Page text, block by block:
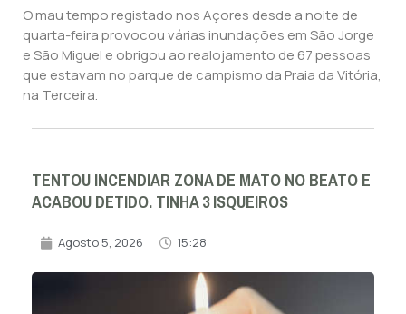
O mau tempo registado nos Açores desde a noite de
quarta-feira provocou várias inundações em São Jorge
e São Miguel e obrigou ao realojamento de 67 pessoas
que estavam no parque de campismo da Praia da Vitória,
na Terceira.
TENTOU INCENDIAR ZONA DE MATO NO BEATO E
ACABOU DETIDO. TINHA 3 ISQUEIROS
Agosto 5, 2026 15:28